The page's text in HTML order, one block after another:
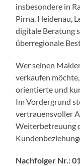
insbesondere in
Pirna, Heidenau,
digitale Beratung
überregionale
Wer seinen
verkaufen
orientierte und
Im Vordergrund
vertrauensvoller
Weiterbetreuung
Nachfolger Nr.: